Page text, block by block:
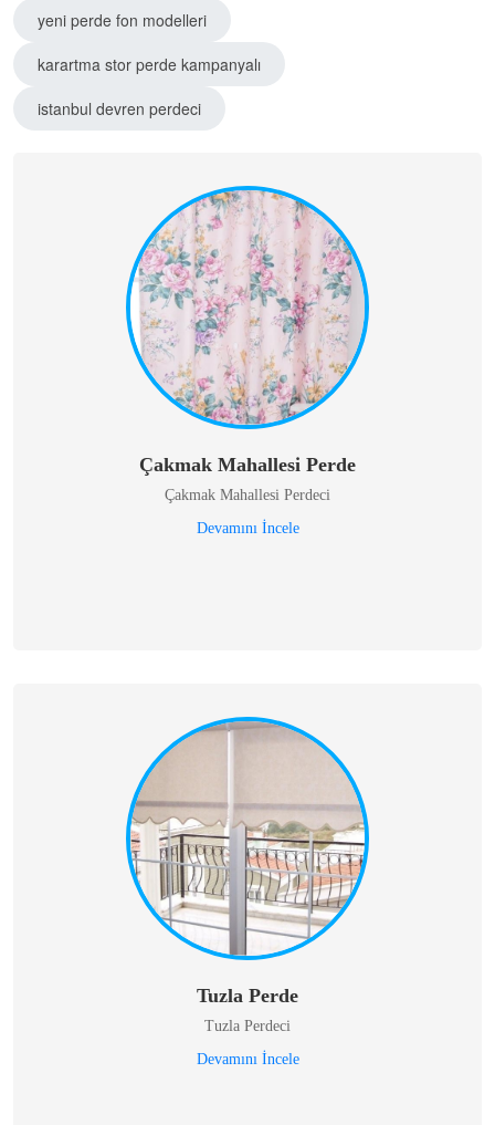
yeni perde fon modelleri
karartma stor perde kampanyalı
istanbul devren perdeci
Çakmak Mahallesi Perde
Çakmak Mahallesi Perdeci
Devamını İncele
Tuzla Perde
Tuzla Perdeci
Devamını İncele